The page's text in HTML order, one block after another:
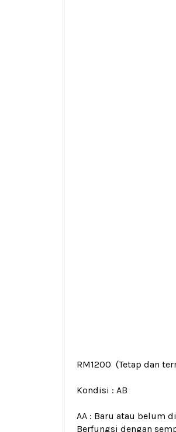
RM1200 (Tetap dan
Kondisi : AB
AA : Baru atau belum
Berfungsi dengan